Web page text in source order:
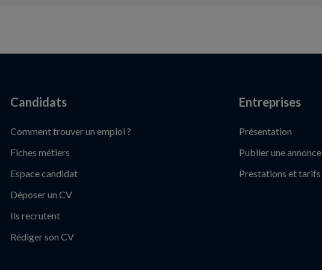
Candidats
Comment trouver un emploi ?
Fiches métiers
Espace candidat
Déposer un CV
Ils recrutent
Rédiger son CV
Entreprises
Présentation
Publier une annonce
Prestations et tarifs